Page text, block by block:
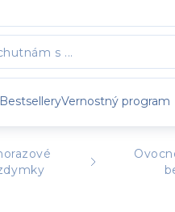
BestselleryVernostný program